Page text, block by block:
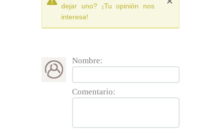
dejar uno? ¡Tu opinión nos
interesa!
Nombre:
Comentario: